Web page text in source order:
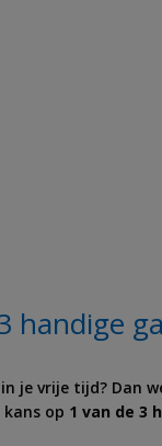
handige
je vrije tijd? Dan
op 1 van de 3